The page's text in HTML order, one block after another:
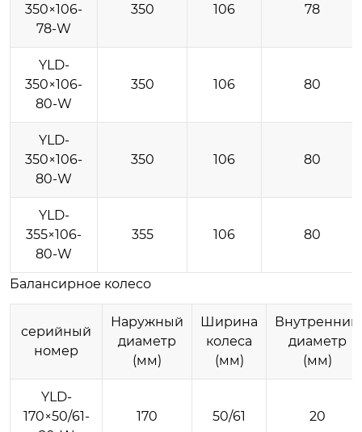
350×106-
78-W
350 106 78
YLD-
350×106-
80-W
350 106 80
YLD-
350×106-
80-W
350 106 80
YLD-
355×106-
80-W
355 106 80
Балансирное колесо
серийный
номер
Наружный
диаметр
(мм)
Ширина
колеса
(мм)
Внутренний
диаметр
(мм)
YLD-
170×50/61-
170 50/61 20